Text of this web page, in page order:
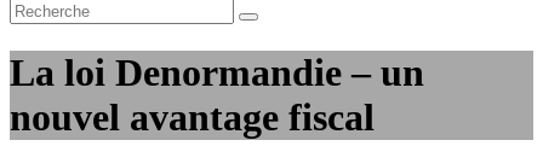
La loi Denormandie – un
nouvel avantage fiscal